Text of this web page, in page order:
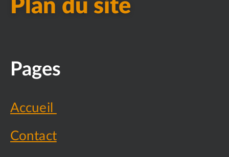
Plan du site
Pages
Accueil
Contact